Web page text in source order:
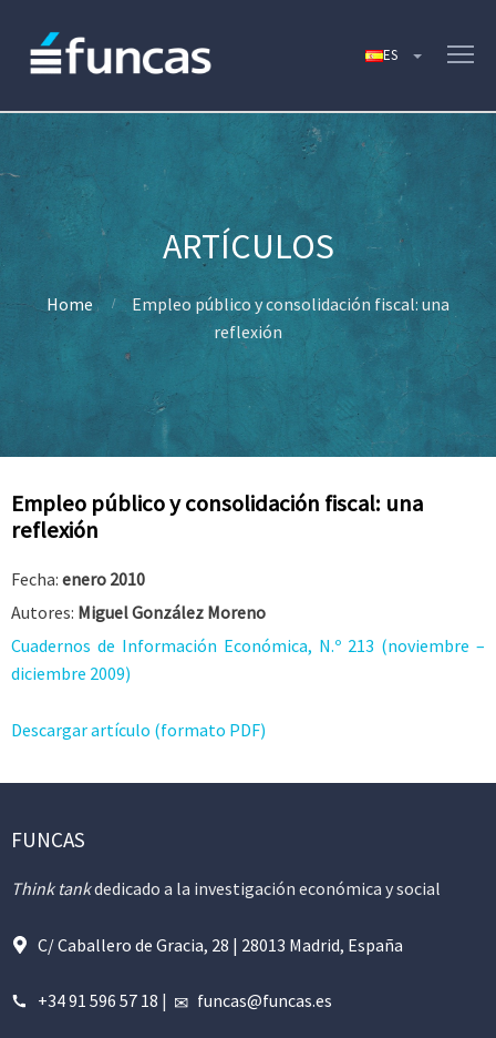
Home
Empleo público y consolidación fiscal: una
reflexión
Empleo público y consolidación fiscal: una
reflexión
Fecha: enero 2010
Autores: Miguel González Moreno
Cuadernos de Información Económica, N.º 213 (noviembre –
diciembre 2009)
Descargar artículo (formato PDF)
FUNCAS
Think tankdedicado a la investigación económica y social
C/ Caballero de Gracia, 28 | 28013 Madrid, España
+34 91 596 57 18 | funcas@funcas.es